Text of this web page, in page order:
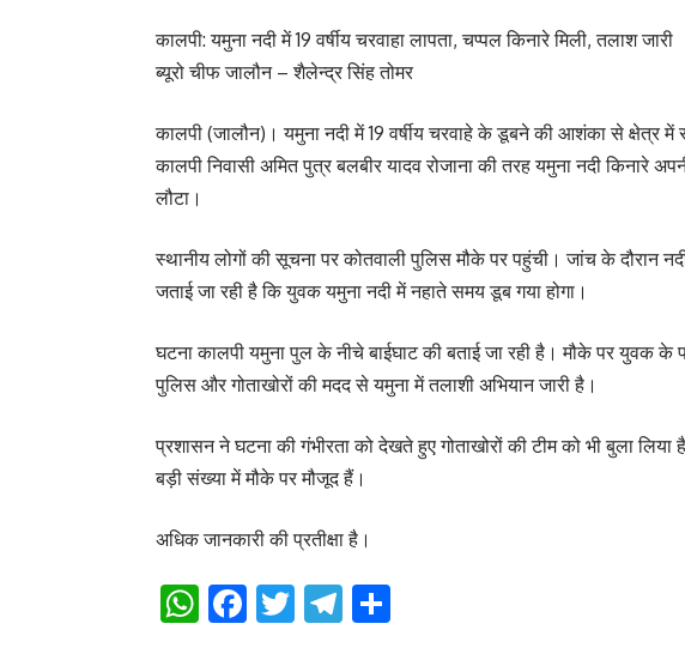
कालपी: यमुना नदी में 19 वर्षीय चरवाहा लापता, चप्पल किनारे मिली, तलाश जारी
ब्यूरो चीफ जालौन – शैलेन्द्र सिंह तोमर
कालपी (जालौन)। यमुना नदी में 19 वर्षीय चरवाहे के डूबने की आशंका से क्षेत्र
कालपी निवासी अमित पुत्र बलबीर यादव रोजाना की तरह यमुना नदी किनारे
लौटा।
स्थानीय लोगों की सूचना पर कोतवाली पुलिस मौके पर पहुंची। जांच के दौरान
जताई जा रही है कि युवक यमुना नदी में नहाते समय डूब गया होगा।
घटना कालपी यमुना पुल के नीचे बाईघाट की बताई जा रही है। मौके पर युवक
पुलिस और गोताखोरों की मदद से यमुना में तलाशी अभियान जारी है।
प्रशासन ने घटना की गंभीरता को देखते हुए गोताखोरों की टीम को भी बुला
बड़ी संख्या में मौके पर मौजूद हैं।
अधिक जानकारी की प्रतीक्षा है।
WhatsApp
Facebook
TwitterTelegram